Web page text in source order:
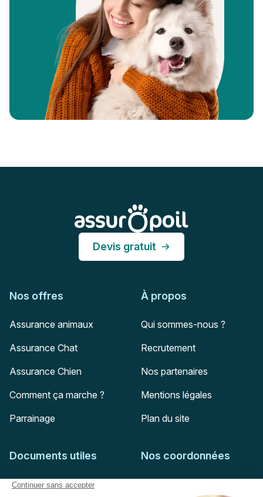
Devis gratuit
Nos offres
Assurance animaux
Assurance Chat
Assurance Chien
Comment ça marche ?
Parrainage
À propos
Qui sommes-nous ?
Recrutement
Nos partenaires
Mentions légales
Plan du site
Documents utiles
Feuille de soins
Nos coordonnées